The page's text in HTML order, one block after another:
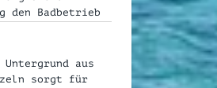
Badbetrieb
Untergrund aus
sorgt für